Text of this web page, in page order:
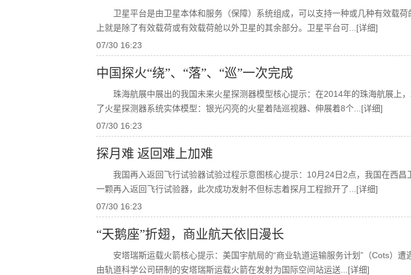
卫星平台是由卫星本体和服务（保障）系统组成，可以支持一种或几种有效载
上就是除了有效载荷或有效载荷舱以外卫星的其余部分。卫星平台可 ...[详细]
07/30 16:23
中国探火“绕”、“落”、“巡”一次完成
珠海航展中展出的我国未来火星探测器模型核心提示：在2014年的珠海航展上
了火星探测器系统实体模型：银光闪亮的火星着陆巡视器、伸展着8个 ...[详细]
07/30 16:23
探月难 返回难上加难
我国再入返回飞行试验器试验过程示意图核心提示：10月24日2点，我国在西昌
一颗再入返回飞行试验器，此次成功发射不但标志着探月工程掀开了 ...[详细]
07/30 16:23
“天鹅座”折翅，商业航天依旧漫长
安塔瑞斯运载火箭核心提示：美国宇航局的“商业轨道运输服务计划”（cots）遭
由轨道科学公司研制的安塔瑞斯运载火箭在发射为国际空间站运送 ...[详细]